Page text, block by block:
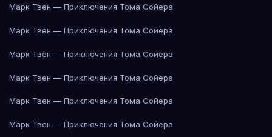
Марк Твен — Приключения Тома Сойера
Марк Твен — Приключения Тома Сойера
Марк Твен — Приключения Тома Сойера
Марк Твен — Приключения Тома Сойера
Марк Твен — Приключения Тома Сойера
Марк Твен — Приключения Тома Сойера